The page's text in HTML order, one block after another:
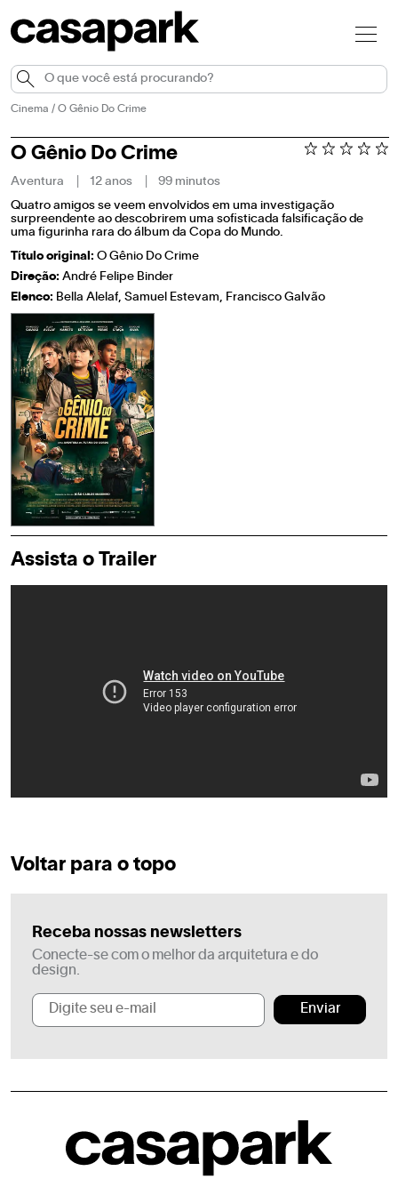
Cinema / O Gênio Do Crime
O Gênio Do Crime
Aventura 12 anos 99 minutos
Quatro amigos se veem envolvidos em uma investigação
surpreendente ao descobrirem uma sofisticada falsificação de
uma figurinha rara do álbum da Copa do Mundo.
Título original: O Gênio Do Crime
Direção: André Felipe Binder
Elenco: Bella Alelaf, Samuel Estevam, Francisco Galvão
Assista o Trailer
Voltar para o topo
Receba nossas newsletters
Conecte-se com o melhor da arquitetura e do
design.
Enviar